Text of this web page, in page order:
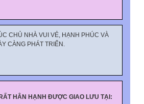
CHỦ NHÀ VUI VẺ, HẠNH PHÚC VÀ
CÀNG PHÁT TRIỂN.
HÂN HẠNH ĐƯỢC GIAO LƯU TẠI: